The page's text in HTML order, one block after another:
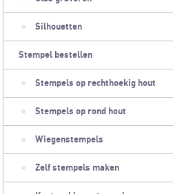
Silhouetten
Stempel bestellen
Stempels op rechthoekig hout
Stempels op rond hout
Wiegenstempels
Zelf stempels maken